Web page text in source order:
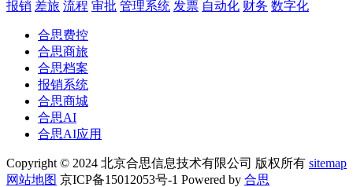
报销 差旅 流程 审批 管理系统 发票 自动化 财务 数字化
合思费控
合思商旅
合思档案
报销系统
合思商城
合思AI
合思AI应用
Copyright © 2024 北京合思信息技术有限公司 版权所有 sitemap
网站地图 京ICP备15012053号-1 Powered by 合思